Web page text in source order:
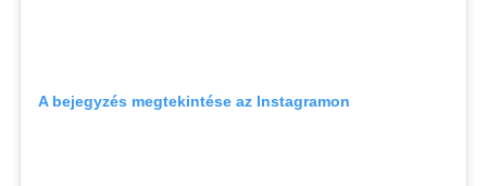
A bejegyzés megtekintése az Instagramon